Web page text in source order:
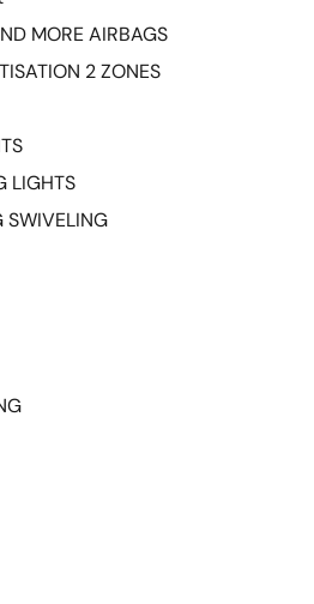
MORE AIRBAGS
2 ZONES
LIGHTS
SWIVELING